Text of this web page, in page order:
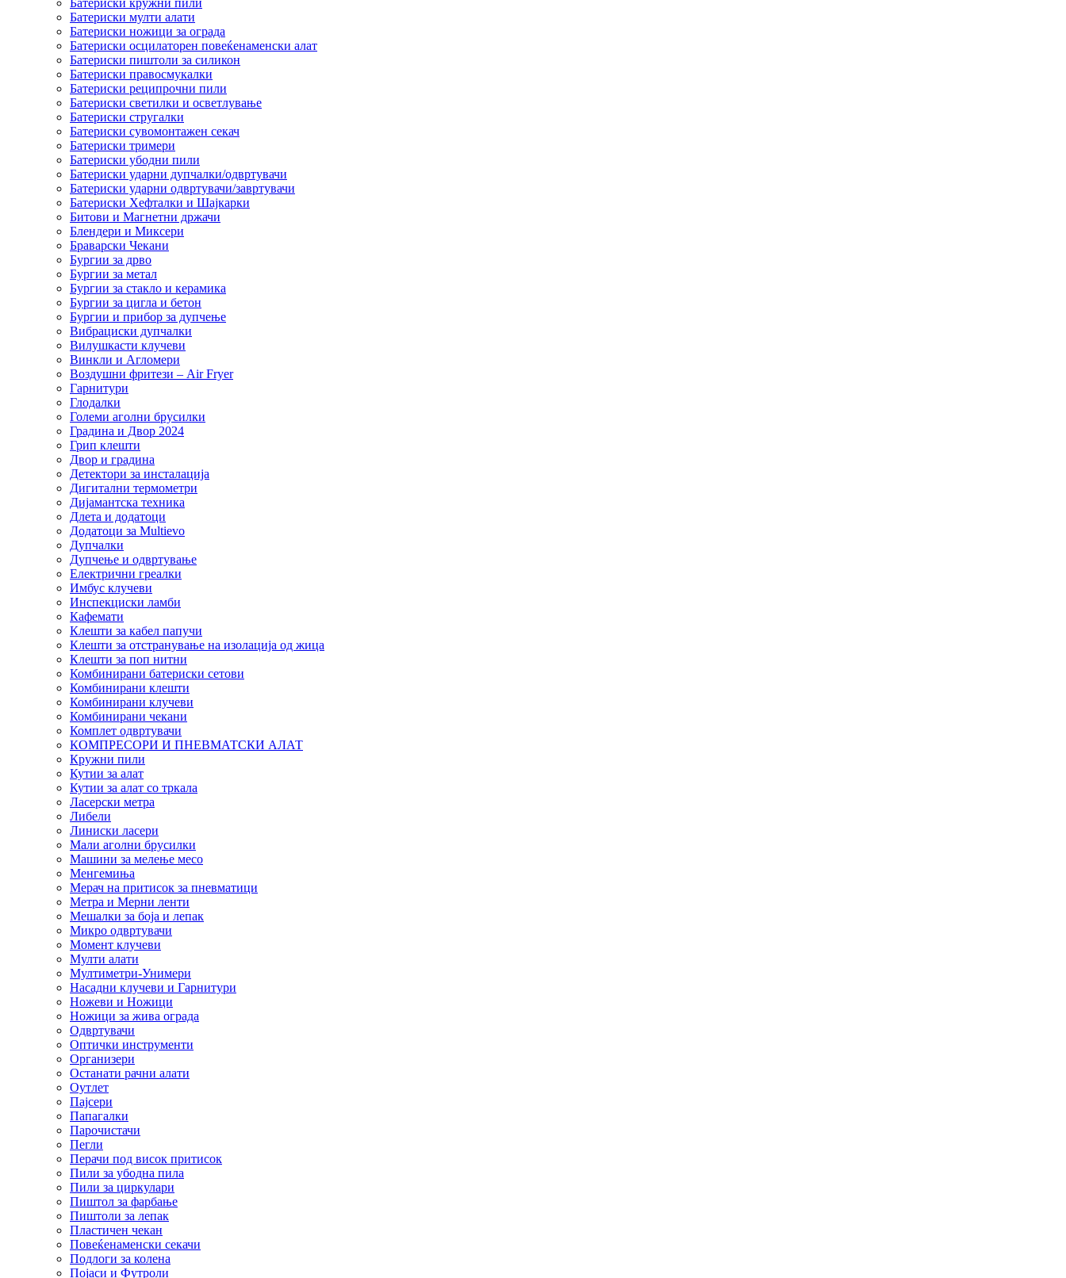
Батериски кружни пили
Батериски мулти алати
Батериски ножици за ограда
Батериски осцилаторен повеќенаменски алат
Батериски пиштоли за силикон
Батериски правосмукалки
Батериски реципрочни пили
Батериски светилки и осветлување
Батериски стругалки
Батериски сувомонтажен секач
Батериски тримери
Батериски убодни пили
Батериски ударни дупчалки/одвртувачи
Батериски ударни одвртувачи/завртувачи
Батериски Хефталки и Шајкарки
Битови и Магнетни држачи
Блендери и Миксери
Браварски Чекани
Бургии за дрво
Бургии за метал
Бургии за стакло и керамика
Бургии за цигла и бетон
Бургии и прибор за дупчење
Вибрациски дупчалки
Вилушкасти клучеви
Винкли и Агломери
Воздушни фритези – Air Fryer
Гарнитури
Глодалки
Големи аголни брусилки
Градина и Двор 2024
Грип клешти
Двор и градина
Детектори за инсталација
Дигитални термометри
Дијамантска техника
Длета и додатоци
Додатоци за Multievo
Дупчалки
Дупчење и одвртување
Електрични греалки
Имбус клучеви
Инспекциски ламби
Кафемати
Клешти за кабел папучи
Клешти за отстранување на изолација од жица
Клешти за поп нитни
Комбинирани батериски сетови
Комбинирани клешти
Комбинирани клучеви
Комбинирани чекани
Комплет одвртувачи
КОМПРЕСОРИ И ПНЕВМАТСКИ АЛАТ
Кружни пили
Кутии за алат
Кутии за алат со тркала
Ласерски метра
Либели
Линиски ласери
Мали аголни брусилки
Машини за мелење месо
Менгемиња
Мерач на притисок за пневматици
Метра и Мерни ленти
Мешалки за боја и лепак
Микро одвртувачи
Момент клучеви
Мулти алати
Мултиметри-Унимери
Насадни клучеви и Гарнитури
Ножеви и Ножици
Ножици за жива ограда
Одвртувачи
Оптички инструменти
Организери
Останати рачни алати
Оутлет
Пајсери
Папагалки
Парочистачи
Пегли
Перачи под висок притисок
Пили за убодна пила
Пили за циркулари
Пиштол за фарбање
Пиштоли за лепак
Пластичен чекан
Повеќенаменски секачи
Подлоги за колена
Појаси и Футроли